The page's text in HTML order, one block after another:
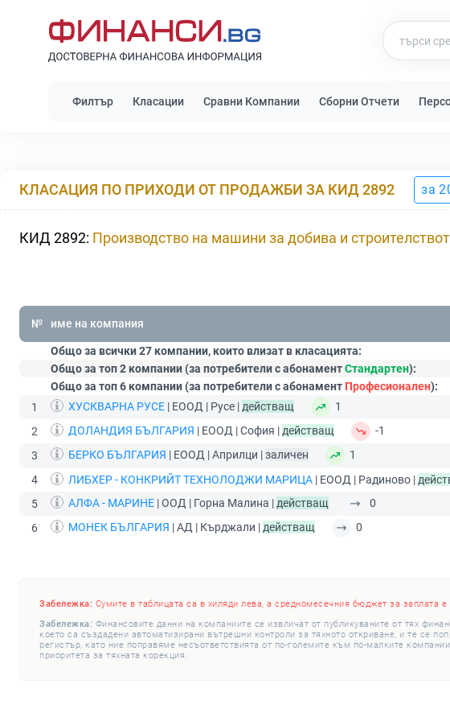
Филтър Класации Сравни Компании Сборни Отчети
КЛАСАЦИЯ ПО ПРИХОДИ ОТ ПРОДАЖБИ ЗА КИД 2892 за
КИД 2892: Производство на машини за добива и
№ име на компания
Общо за всички 27 компании, които влизат в класацията:
Общо за топ 2 компании (за потребители с абонаментСтандартен):
Общо за топ 6 компании (за потребители с абонамент Професионален):
1
ХУСКВАРНА РУСЕ | ЕООД | Русе | действащ 1
2
ДОЛАНДИЯ БЪЛГАРИЯ | ЕООД | София | действащ -1
3
БЕРКО БЪЛГАРИЯ | ЕООД | Априлци |заличен 1
4
ЛИБХЕР - КОНКРИЙТ ТЕХНОЛОДЖИ МАРИЦА | ЕООД | Радиново |
5
АЛФА - МАРИНЕ | ООД | Горна Малина | действащ 0
6
МОНЕК БЪЛГАРИЯ | АД | Кърджали | действащ 0
Забележка: Сумите в таблицата са в хиляди лева, а средномесечния бюджет за заплата е
Забележка: Финансовите данни на компаниите се извличат от публикуваните от тях
което са създадени автоматизирани вътрешни контроли за тяхното откриване, и те се
регистър, като ние поправяме несъответствията от по-големите към по-малките
приоритета за тяхната корекция.